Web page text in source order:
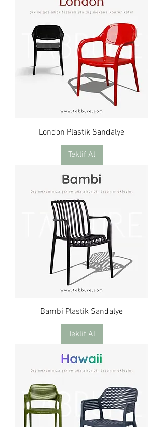
London Plastik Sandalye
Teklif Al
Bambi Plastik Sandalye
Teklif Al